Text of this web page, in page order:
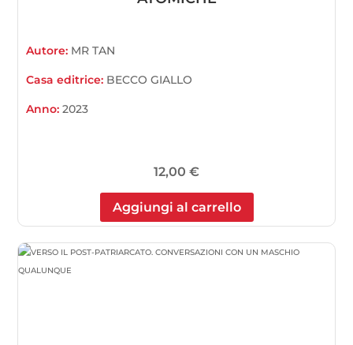
Autore: MR TAN
Casa editrice: BECCO GIALLO
Anno:2023
12,00 €
Aggiungi al carrello